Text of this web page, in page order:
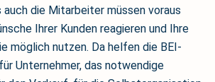
die Mitarbeiter müssen voraus
Ihrer Kunden reagieren und Ihre
möglich nutzen. Da helfen die BEI-
Unternehmer, das notwendige